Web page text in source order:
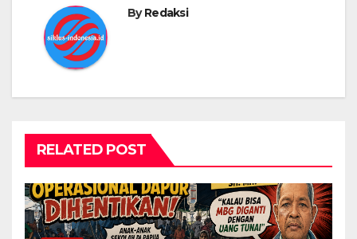
ByRedaksi
RELATED POST